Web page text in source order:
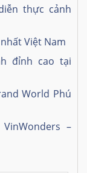
thực cảnh
Việt Nam
đỉnh cao tại
World Phú
VinWonders –